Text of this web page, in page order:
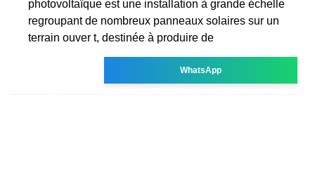
photovoltaïque est une installation à grande échelle
regroupant de nombreux panneaux solaires sur un
terrain ouver t, destinée à produire de
WhatsApp